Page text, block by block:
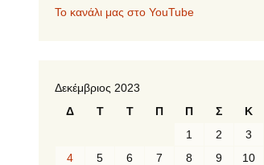
Το κανάλι μας στο YouTube
Δεκέμβριος 2023
Δ
Τ Τ Π Π Σ Κ
1 2
3
4
5 6 7 8 9
10